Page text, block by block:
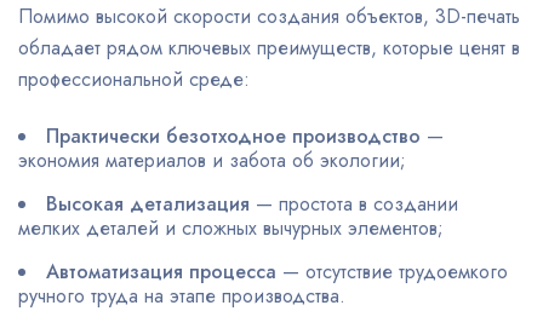
Помимо высокой скорости создания объектов, 3D-печать
обладает рядом ключевых преимуществ, которые ценят в
профессиональной среде:
Практически безотходное производство —
экономия материалов и забота об экологии;
Высокая детализация — простота в создании
мелких деталей и сложных вычурных элементов;
Автоматизация процесса — отсутствие трудоемкого
ручного труда на этапе производства.